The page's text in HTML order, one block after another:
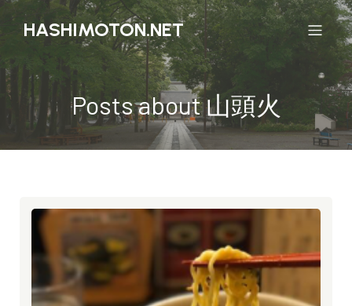
HASHIMOTON.NET
Posts about 山頭火